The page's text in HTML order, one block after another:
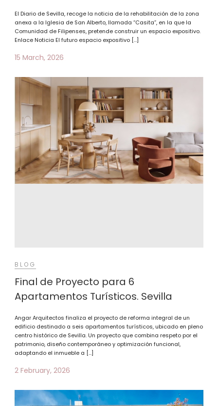
El Diario de Sevilla, recoge la noticia de la rehabilitación de la zona
anexa a la Iglesia de San Alberto, llamada “Casita”, en la que la
Comunidad de Filipenses, pretende construir un espacio expositivo.
Enlace Noticia El futuro espacio expositivo […]
15 March, 2026
BLOG
Final de Proyecto para 6
Apartamentos Turísticos. Sevilla
Angar Arquitectos finaliza el proyecto de reforma integral de un
edificio destinado a seis apartamentos turísticos, ubicado en pleno
centro histórico de Sevilla. Un proyecto que combina respeto por el
patrimonio, diseño contemporáneo y optimización funcional,
adaptando el inmueble a […]
2 February, 2026